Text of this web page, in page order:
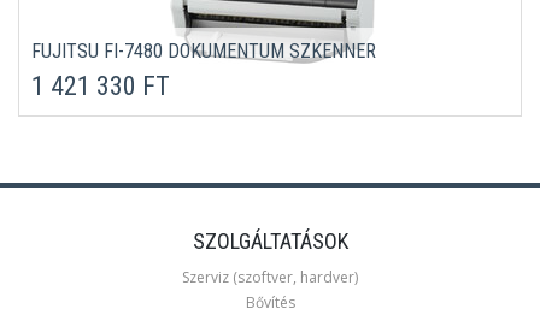
FUJITSU FI-7480 DOKUMENTUM SZKENNER
1 421 330 FT
SZOLGÁLTATÁSOK
Szerviz (szoftver, hardver)
Bővítés